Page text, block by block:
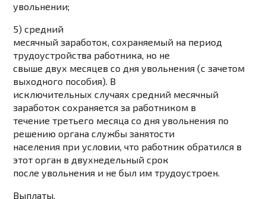
увольнении;
5) средний
месячный заработок, сохраняемый на период
трудоустройства работника, но не
свыше двух месяцев со дня увольнения (с зачетом
выходного пособия). В
исключительных случаях средний месячный
заработок сохраняется за работником в
течение третьего месяца со дня увольнения по
решению органа службы занятости
населения при условии, что работник обратился в
этот орган в двухнедельный срок
после увольнения и не был им трудоустроен.
Выплаты,